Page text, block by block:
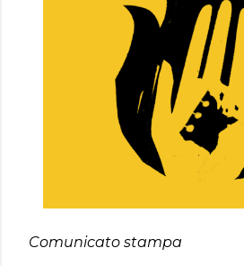
Comunicato stampa